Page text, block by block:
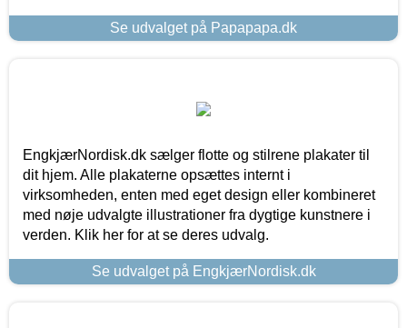
Se udvalget på Papapapa.dk
EngkjærNordisk.dk sælger flotte og stilrene plakater til
dit hjem. Alle plakaterne opsættes internt i
virksomheden, enten med eget design eller kombineret
med nøje udvalgte illustrationer fra dygtige kunstnere i
verden. Klik her for at se deres udvalg.
Se udvalget på EngkjærNordisk.dk